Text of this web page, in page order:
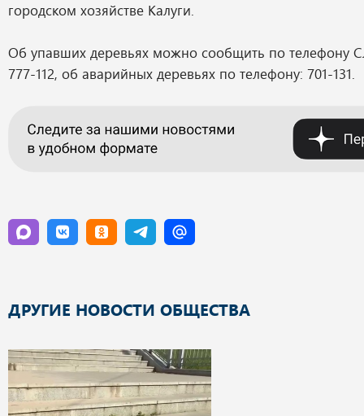
городском хозяйстве Калуги.
Об упавших деревьях можно сообщить по телефону
777-112, об аварийных деревьях по телефону: 701-131.
ДРУГИЕ НОВОСТИ ОБЩЕСТВА